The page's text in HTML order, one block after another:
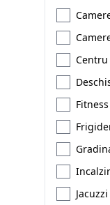
Fitness
Jacuzzi